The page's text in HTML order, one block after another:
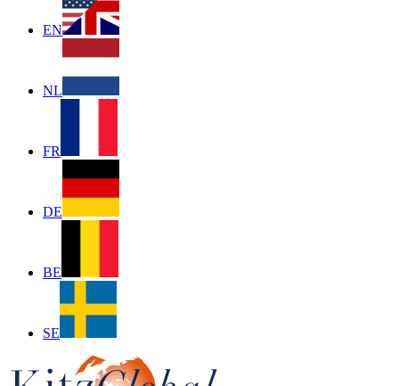
EN
NL
FR
DE
BE
SE